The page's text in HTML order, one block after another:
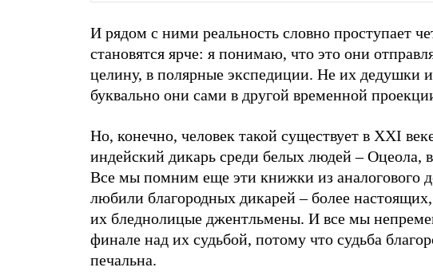
И рядом с ними реальность словно проступает
становятся ярче: я понимаю, что это они
целину, в полярные экспедиции. Не их дедушки
буквально они сами в другой временной
Но, конечно, человек такой существует в XXI
индейский дикарь среди белых людей – Оцеола,
Все мы помним еще эти книжки из аналогового
любили благородных дикарей – более
их бледнолицые джентльмены. И все мы
финале над их судьбой, потому что судьба
печальна.